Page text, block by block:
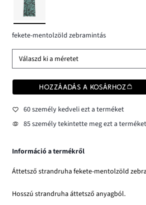
fekete-mentolzöld zebramintás
Válaszd ki a méretet
HOZZÁADÁS A KOSÁRHOZ
60 személy kedveli ezt a terméket
85 személy tekintette meg ezt a
Információ a termékről
Áttetsző strandruha fekete-mentolzöld
Hosszú strandruha áttetsző anyagból.